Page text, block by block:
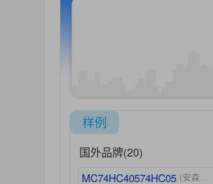
样例
国外品牌(20)
MC74HC40574HC05 (安森美-ON)